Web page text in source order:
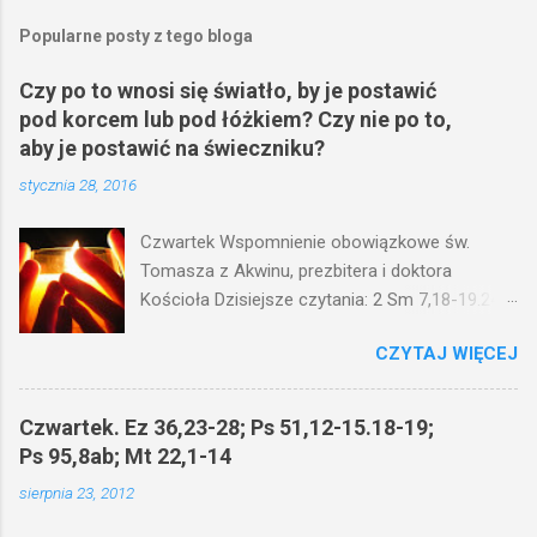
Popularne posty z tego bloga
Czy po to wnosi się światło, by je postawić
pod korcem lub pod łóżkiem? Czy nie po to,
aby je postawić na świeczniku?
stycznia 28, 2016
Czwartek Wspomnienie obowiązkowe św.
Tomasza z Akwinu, prezbitera i doktora
Kościoła Dzisiejsze czytania: 2 Sm 7,18-19.24-
(Mk 4,21-25) Jezus mówił ludowi: Czy po to
wnosi się światło, by je postawić pod korcem
na świeczniku? Nie ma bowiem nic ukrytego, co
by nie miało wyjść na jaw. Kto ma uszy do
CZYTAJ WIĘCEJ
Czwartek. Ez 36,23-28; Ps 51,12-15.18-19;
Ps 95,8ab; Mt 22,1-14
sierpnia 23, 2012